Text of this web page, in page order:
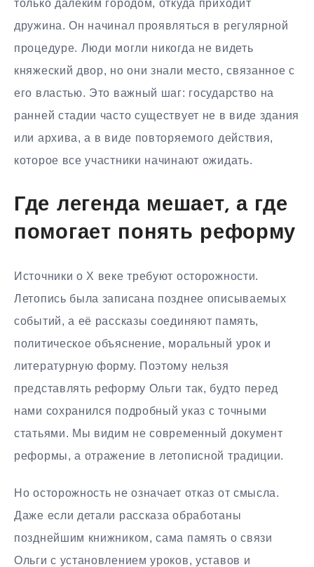
только далёким городом, откуда приходит
дружина. Он начинал проявляться в регулярной
процедуре. Люди могли никогда не видеть
княжеский двор, но они знали место, связанное с
его властью. Это важный шаг: государство на
ранней стадии часто существует не в виде здания
или архива, а в виде повторяемого действия,
которое все участники начинают ожидать.
Где легенда мешает, а где
помогает понять реформу
Источники о X веке требуют осторожности.
Летопись была записана позднее описываемых
событий, а её рассказы соединяют память,
политическое объяснение, моральный урок и
литературную форму. Поэтому нельзя
представлять реформу Ольги так, будто перед
нами сохранился подробный указ с точными
статьями. Мы видим не современный документ
реформы, а отражение в летописной традиции.
Но осторожность не означает отказ от смысла.
Даже если детали рассказа обработаны
позднейшим книжником, сама память о связи
Ольги с установлением уроков, уставов и